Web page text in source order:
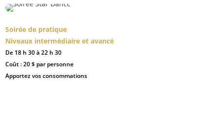
Soirée de pratique
Niveaux intermédiaire et avancé
De 18 h 30 à 22 h 30
Coût : 20 $ par personne
Apportez vos consommations